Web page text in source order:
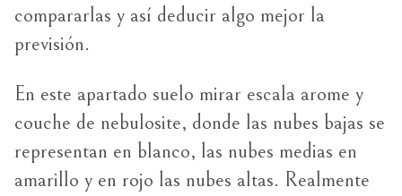
compararlas y así deducir algo mejor la
previsión.
En este apartado suelo mirar escala arome y
couche de nebulosite, donde las nubes bajas se
representan en blanco, las nubes medias en
amarillo y en rojo las nubes altas. Realmente